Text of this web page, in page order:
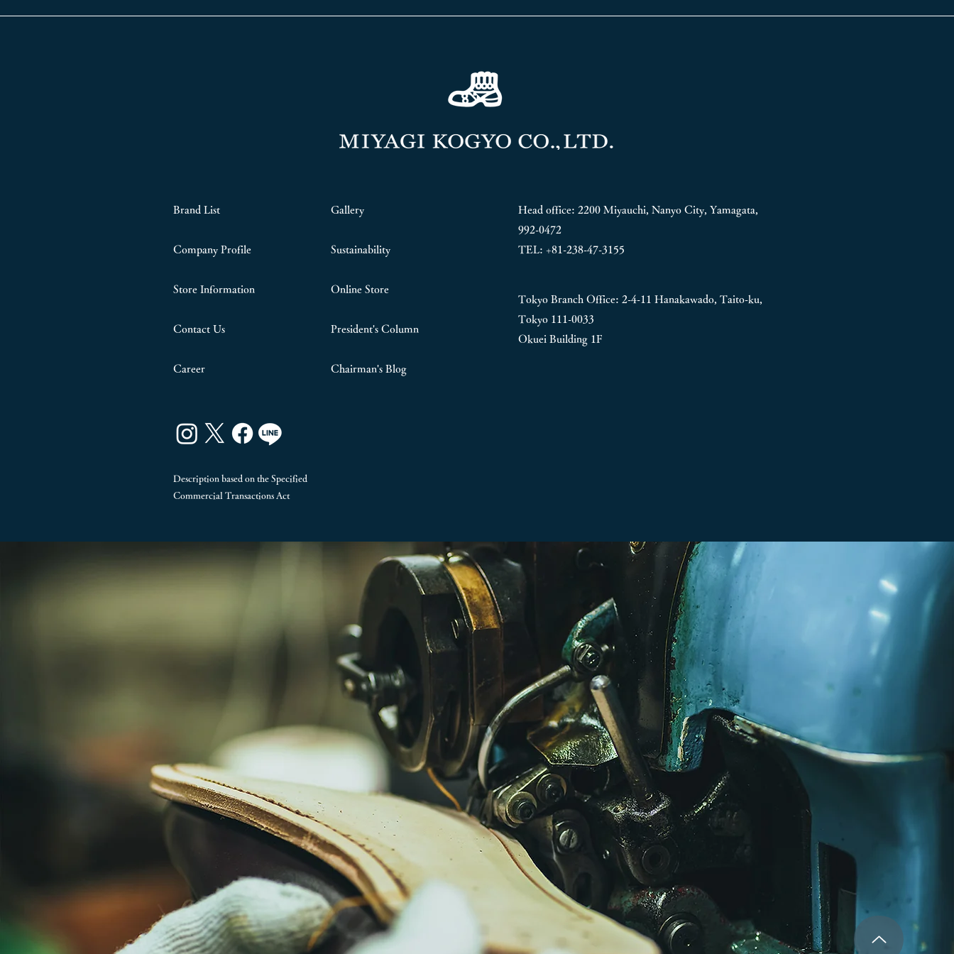
Brand List
Company Profile
Store Information
Contact Us
Career
Gallery
Sustainability
Online Store
President's Column
Chairman's Blog
Head office: 2200 Miyauchi, Nanyo City, Yamagata,
992-0472
TEL: +81-238-47-3155
Tokyo Branch Office: 2-4-11 Hanakawado, Taito-ku,
Tokyo 111-0033
Okuei Building 1F
Description based on the Specified
Commercial Transactions Act